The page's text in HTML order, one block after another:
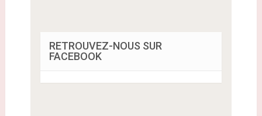
RETROUVEZ-NOUS SUR
FACEBOOK